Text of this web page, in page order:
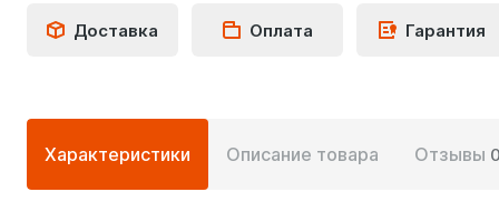
Доставка Оплата Гарантия
информация
Характеристики Описание товара Отзывы